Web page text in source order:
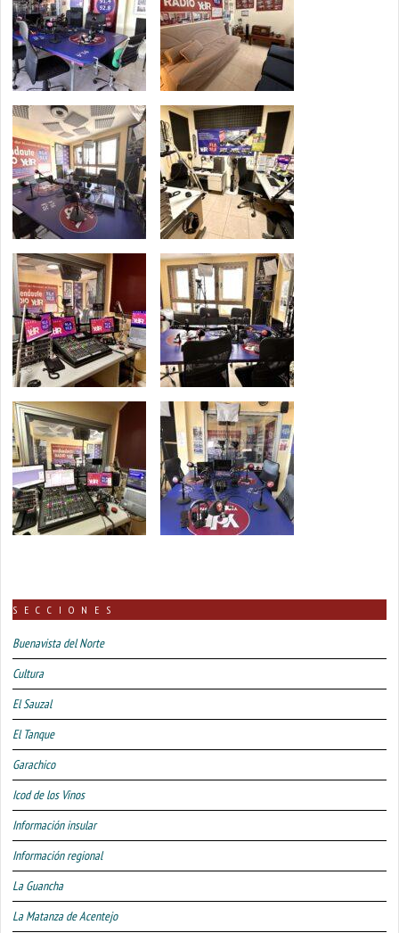
SECCIONES
Buenavista del Norte
Cultura
El Sauzal
El Tanque
Garachico
Icod de los Vinos
Información insular
Información regional
La Guancha
La Matanza de Acentejo